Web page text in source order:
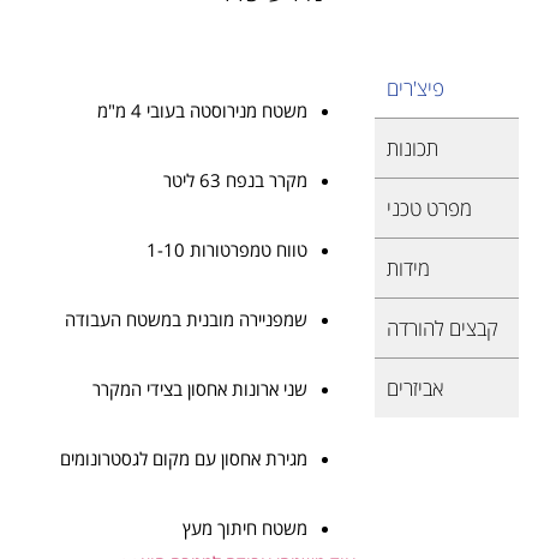
פיצ'רים
תכונות
מפרט טכני
מידות
קבצים להורדה
אביזרים
משטח מנירוסטה בעובי 4 מ"מ
מקרר בנפח 63 ליטר
טווח טמפרטורות 1-10
שמפניירה מובנית במשטח העבודה
שני ארונות אחסון בצידי המקרר
מגירת אחסון עם מקום לגסטרונומים
משטח חיתוך מעץ